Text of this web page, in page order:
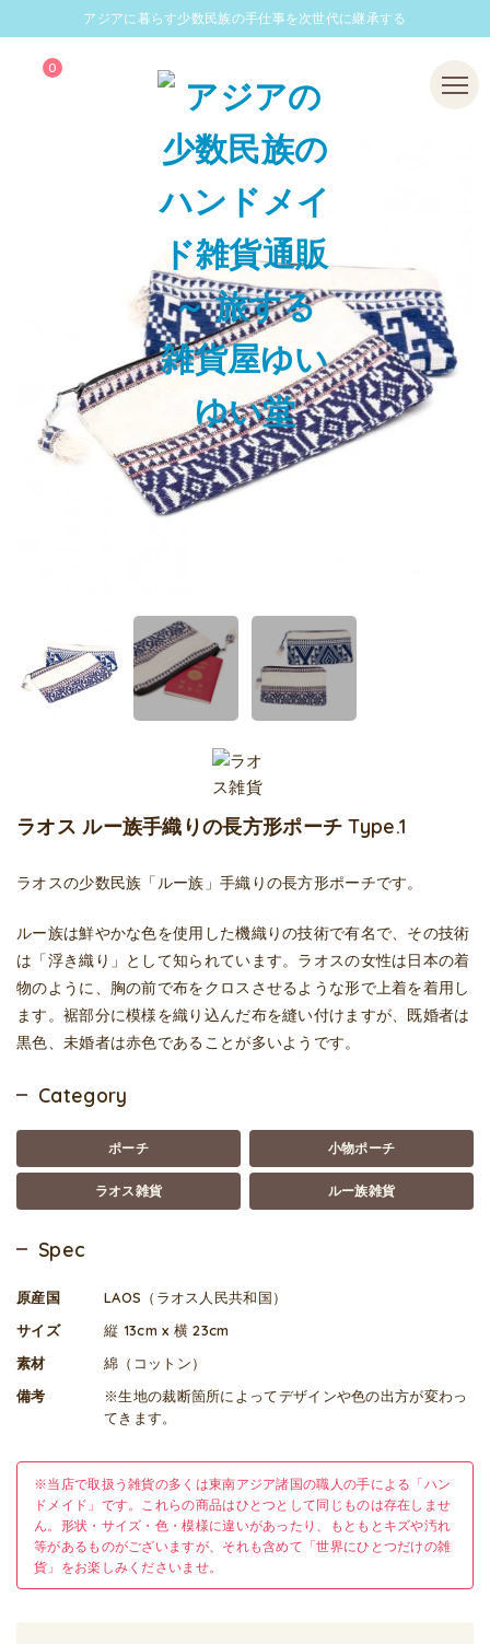
アジアに暮らす少数民族の手仕事を次世代に継承する
0 Menu
ラオス ルー族手織りの長方形ポーチ Type.1
ラオスの少数民族「ルー族」手織りの長方形ポーチです。
ルー族は鮮やかな色を使用した機織りの技術で有名で、その技術
は「浮き織り」として知られています。ラオスの女性は日本の着
物のように、胸の前で布をクロスさせるような形で上着を着用し
ます。裾部分に模様を織り込んだ布を縫い付けますが、既婚者は
黒色、未婚者は赤色であることが多いようです。
Category
ポーチ 小物ポーチ
ラオス雑貨 ルー族雑貨
Spec
原産国
LAOS（ラオス人民共和国）
サイズ
縦 13cm x 横 23cm
素材
綿（コットン）
備考
※生地の裁断箇所によってデザインや色の出方が変わっ
てきます。
※当店で取扱う雑貨の多くは東南アジア諸国の職人の手による「ハン
ドメイド」です。これらの商品はひとつとして同じものは存在しませ
ん。形状・サイズ・色・模様に違いがあったり、もともとキズや汚れ
等があるものがございますが、それも含めて「世界にひとつだけの雑
貨」をお楽しみくださいませ。